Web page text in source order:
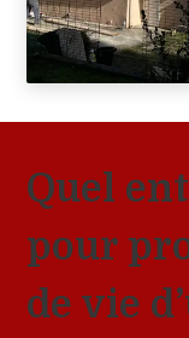
Quel
pour
de vie